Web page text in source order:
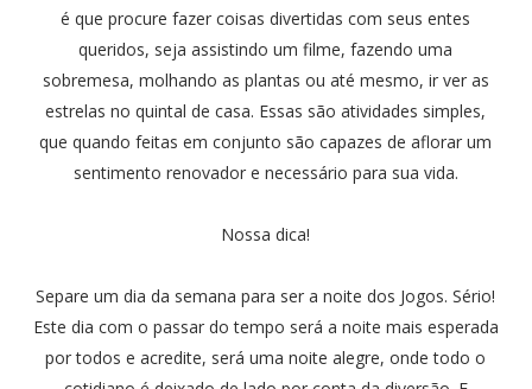
é que procure fazer coisas divertidas com seus entes
queridos, seja assistindo um filme, fazendo uma
sobremesa, molhando as plantas ou até mesmo, ir ver as
estrelas no quintal de casa. Essas são atividades simples,
que quando feitas em conjunto são capazes de aflorar um
sentimento renovador e necessário para sua vida.
Nossa dica!
Separe um dia da semana para ser a noite dos Jogos. Sério!
Este dia com o passar do tempo será a noite mais esperada
por todos e acredite, será uma noite alegre, onde todo o